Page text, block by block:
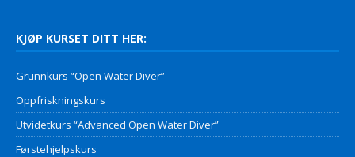
KJØP KURSET DITT HER:
Grunnkurs “Open Water Diver”
Oppfriskningskurs
Utvidetkurs “Advanced Open Water Diver”
Førstehjelpskurs